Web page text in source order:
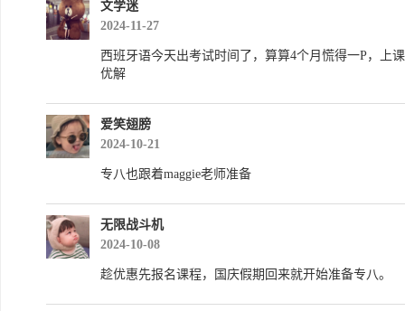
文学迷
2024-11-27
西班牙语今天出考试时间了，算算4个月慌得一P，上
优解
爱笑翅膀
2024-10-21
专八也跟着maggie老师准备
无限战斗机
2024-10-08
趁优惠先报名课程，国庆假期回来就开始准备专八。